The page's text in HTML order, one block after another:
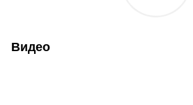
Видео